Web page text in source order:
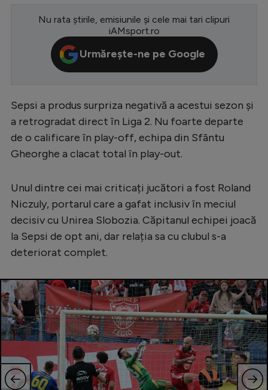
LaLiga
Serie A
Campionate
Starurile fotbalului
EURO 2024
Clasamente
Handbal
Natație
Formula 1
Gimnastică
Auto
Nu rata știrile, emisiunile și cele mai tari clipuri
iAMsport.ro
Urmărește-ne pe Google
Sepsi a produs surpriza negativă a acestui sezon și
a retrogradat direct în Liga 2. Nu foarte departe
de o calificare în play-off, echipa din Sfântu
Gheorghe a clacat total în play-out.
Unul dintre cei mai criticați jucători a fost Roland
Niczuly, portarul care a gafat inclusiv în meciul
decisiv cu Unirea Slobozia. Căpitanul echipei joacă
la Sepsi de opt ani, dar relația sa cu clubul s-a
deteriorat complet.